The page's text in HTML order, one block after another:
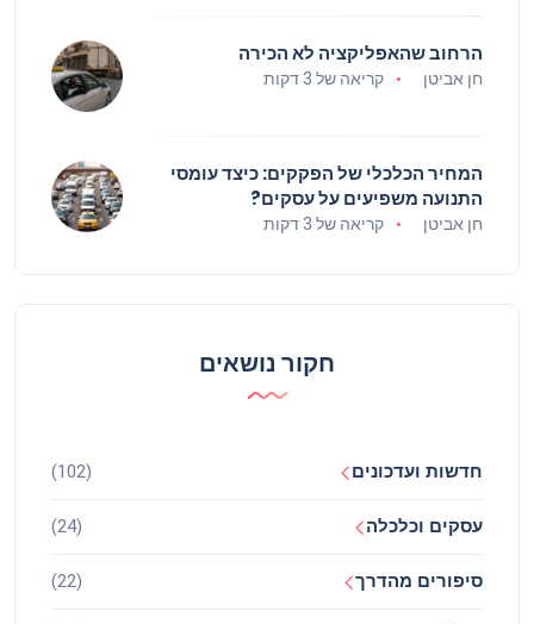
הרחוב שהאפליקציה לא הכירה
חן אביטן קריאה של 3 דקות
המחיר הכלכלי של הפקקים: כיצד עומסי
התנועה משפיעים על עסקים?
חן אביטן קריאה של 3 דקות
חקור נושאים
חדשות ועדכונים (102)
עסקים וכלכלה (24)
סיפורים מהדרך (22)